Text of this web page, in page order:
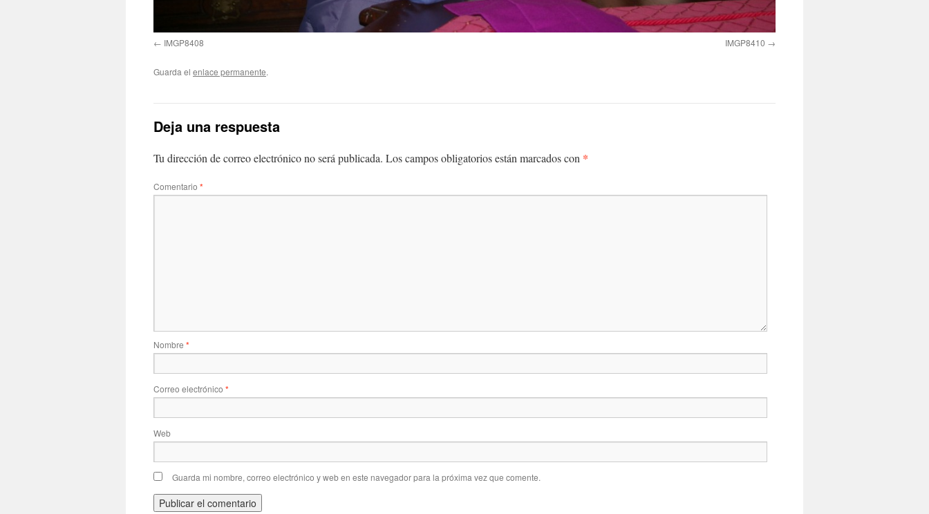
IMGP8408 IMGP8410
Guarda el enlace permanente.
Deja una respuesta
Tu dirección de correo electrónico no será publicada. Los campos obligatorios están marcados con *
Comentario *
Nombre *
Correo electrónico *
Web
Guarda mi nombre, correo electrónico y web en este navegador para la próxima vez que comente.